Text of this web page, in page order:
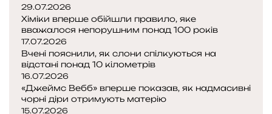
29.07.2026
Хіміки вперше обійшли правило, яке
вважалося непорушним понад 100 років
17.07.2026
Вчені пояснили, як слони спілкуються на
відстані понад 10 кілометрів
16.07.2026
«Джеймс Вебб» вперше показав, як надмасивні
чорні діри отримують матерію
15.07.2026